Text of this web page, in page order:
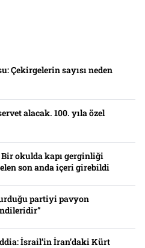
Çekirgelerin sayısı neden
alacak. 100. yıla özel
Bir okulda kapı gerginliği
son anda içeri girebildi
partiyi pavyon
İsrail’in İran’daki Kürt